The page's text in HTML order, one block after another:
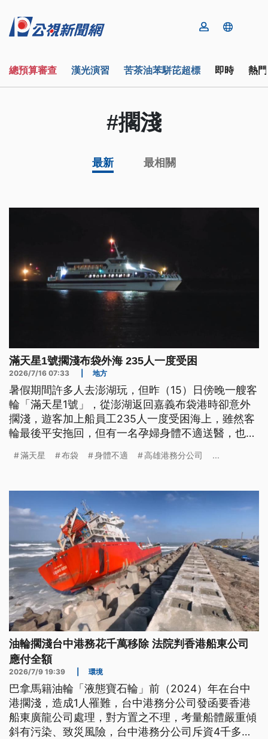
總預算審查 漢光演習 苦茶油苯駢芘超標 即時 熱
#擱淺
最新 最相關
滿天星1號擱淺布袋外海 235人一度受困
2026/7/16 07:33 地方
暑假期間許多人去澎湖玩，但昨（15）日傍晚一艘客
輪「滿天星1號」，從澎湖返回嘉義布袋港時卻意外
擱淺，遊客加上船員工235人一度受困海上，雖然客
輪最後平安拖回，但有一名孕婦身體不適送醫，也有
客自主穿上救生衣。
滿天星 布袋 身體不適 高雄港務分公司 ...
油輪擱淺台中港務花千萬移除 法院判香港船東公司
應付全額
2026/7/9 19:39 環境
巴拿馬籍油輪「液態寶石輪」前（2024）年在台中
港擱淺，造成1人罹難，台中港務分公司發函要香港
船東廣龍公司處理，對方置之不理，考量船體嚴重傾
斜有污染、致災風險，台中港務分公司斥資4千多萬